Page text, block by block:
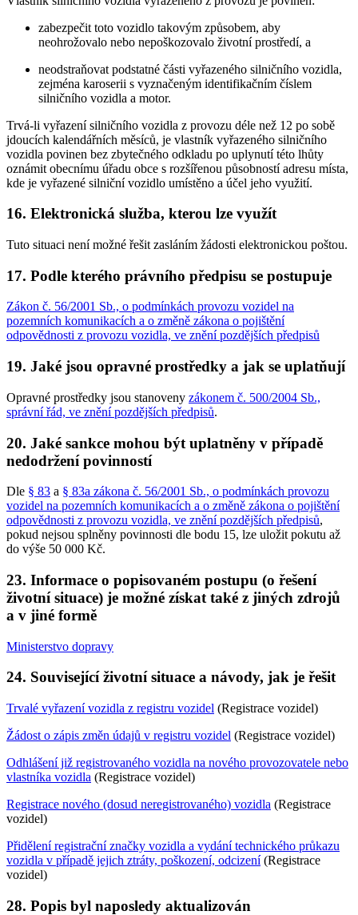
zabezpečit toto vozidlo takovým způsobem, aby
neohrožovalo nebo nepoškozovalo životní prostředí, a
neodstraňovat podstatné části vyřazeného silničního vozidla,
zejména karoserii s vyznačeným identifikačním číslem
silničního vozidla a motor.
Trvá-li vyřazení silničního vozidla z provozu déle než 12 po sobě
jdoucích kalendářních měsíců, je vlastník vyřazeného silničního
vozidla povinen bez zbytečného odkladu po uplynutí této lhůty
oznámit obecnímu úřadu obce s rozšířenou působností adresu místa,
kde je vyřazené silniční vozidlo umístěno a účel jeho využití.
16. Elektronická služba, kterou lze využít
Tuto situaci není možné řešit zasláním žádosti elektronickou poštou.
17. Podle kterého právního předpisu se postupuje
Zákon č. 56/2001 Sb., o podmínkách provozu vozidel na
pozemních komunikacích a o změně zákona o pojištění
odpovědnosti z provozu vozidla, ve znění pozdějších předpisů
19. Jaké jsou opravné prostředky a jak se uplatňují
Opravné prostředky jsou stanoveny zákonem č. 500/2004 Sb.,
správní řád, ve znění pozdějších předpisů.
20. Jaké sankce mohou být uplatněny v případě
nedodržení povinností
Dle § 83 a § 83a zákona č. 56/2001 Sb., o podmínkách provozu
vozidel na pozemních komunikacích a o změně zákona o pojištění
odpovědnosti z provozu vozidla, ve znění pozdějších předpisů,
pokud nejsou splněny povinnosti dle bodu 15, lze uložit pokutu až
do výše 50 000 Kč.
23. Informace o popisovaném postupu (o řešení
životní situace) je možné získat také z jiných zdrojů
a v jiné formě
Ministerstvo dopravy
24. Související životní situace a návody, jak je řešit
Trvalé vyřazení vozidla z registru vozidel (Registrace vozidel)
Žádost o zápis změn údajů v registru vozidel (Registrace vozidel)
Odhlášení již registrovaného vozidla na nového provozovatele nebo
vlastníka vozidla (Registrace vozidel)
Registrace nového (dosud neregistrovaného) vozidla (Registrace
vozidel)
Přidělení registrační značky vozidla a vydání technického průkazu
vozidla v případě jejich ztráty, poškození, odcizení(Registrace
vozidel)
28. Popis byl naposledy aktualizován